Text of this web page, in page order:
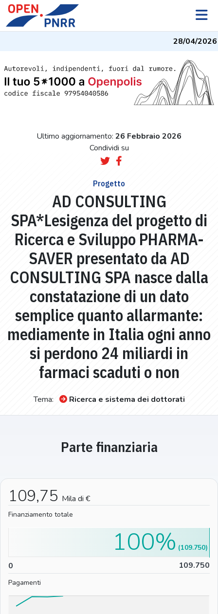
28/04/2026- I
Ultimo aggiornamento: 26 Febbraio 2026
Condividi su
Progetto
AD CONSULTING
SPA*Lesigenza del progetto di
Ricerca e Sviluppo PHARMA-
SAVER presentato da AD
CONSULTING SPA nasce dalla
constatazione di un dato
semplice quanto allarmante:
mediamente in Italia ogni anno
si perdono 24 miliardi in
farmaci scaduti o non
Tema: Ricerca e sistema dei dottorati
Parte finanziaria
109,75 Mila di €
Finanziamento totale
0 109.750
100% (109.750)
Pagamenti